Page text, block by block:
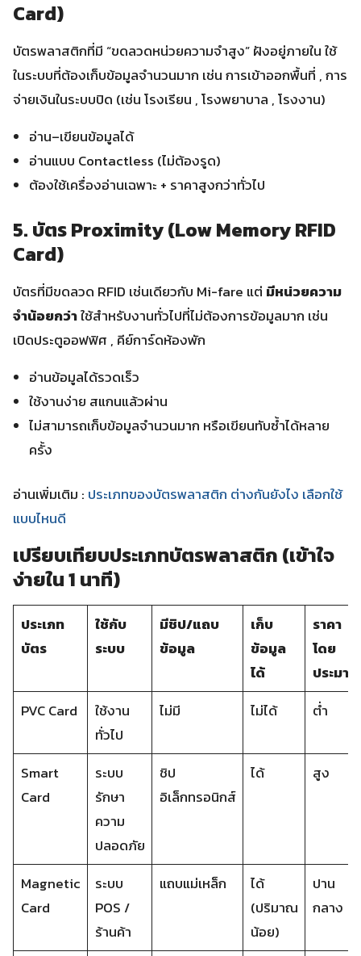
Card)
บัตรพลาสติกที่มี “ขดลวดหน่วยความจำสูง” ฝังอยู่ภายใน ใช้
ในระบบที่ต้องเก็บข้อมูลจำนวนมาก เช่น การเข้าออกพื้นที่ , การ
จ่ายเงินในระบบปิด (เช่น โรงเรียน , โรงพยาบาล , โรงงาน)
อ่าน–เขียนข้อมูลได้
อ่านแบบ Contactless (ไม่ต้องรูด)
ต้องใช้เครื่องอ่านเฉพาะ + ราคาสูงกว่าทั่วไป
5. บัตร Proximity (Low Memory RFID
Card)
บัตรที่มีขดลวด RFID เช่นเดียวกับ Mi-fare แต่ มีหน่วยความ
จำน้อยกว่าใช้สำหรับงานทั่วไปที่ไม่ต้องการข้อมูลมาก เช่น
เปิดประตูออฟฟิศ , คีย์การ์ดห้องพัก
อ่านข้อมูลได้รวดเร็ว
ใช้งานง่าย สแกนแล้วผ่าน
ไม่สามารถเก็บข้อมูลจำนวนมาก หรือเขียนทับซ้ำได้หลาย
ครั้ง
อ่านเพิ่มเติม : ประเภทของบัตรพลาสติก ต่างกันยังไง เลือกใช้
แบบไหนดี
เปรียบเทียบประเภทบัตรพลาสติก (เข้าใจ
ง่ายใน 1 นาที)
ประเภท
บัตร
ใช้กับ
ระบบ
มีชิป/แถบ
ข้อมูล
เก็บ
ข้อมูล
ได้
ราคา
โดย
ประมา
PVC Card
ใช้งาน
ทั่วไป
ไม่มี ไม่ได้ ต่ำ
Smart
Card
ระบบ
รักษา
ความ
ปลอดภัย
ชิป
อิเล็กทรอนิกส์
ได้ สูง
Magnetic
Card
ระบบ
POS /
ร้านค้า
แถบแม่เหล็ก
ได้
(ปริมาณ
น้อย)
ปาน
กลาง